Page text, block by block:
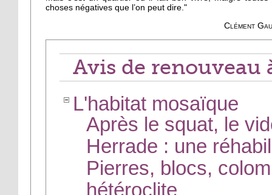
choses négatives que l’on peut dire."
Clément
Avis de renouveau
L'habitat mosaïque
Après le squat, le
Herrade : une
Pierres, blocs,
hétéroclite